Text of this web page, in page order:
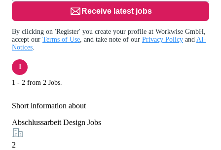
Receive latest jobs
By clicking on 'Register' you create your profile at Workwise GmbH,
accept our Terms of Use, and take note of our Privacy Policy and AI-
Notices.
1
1 - 2 from 2 Jobs.
Short information about
Abschlussarbeit Design Jobs
2